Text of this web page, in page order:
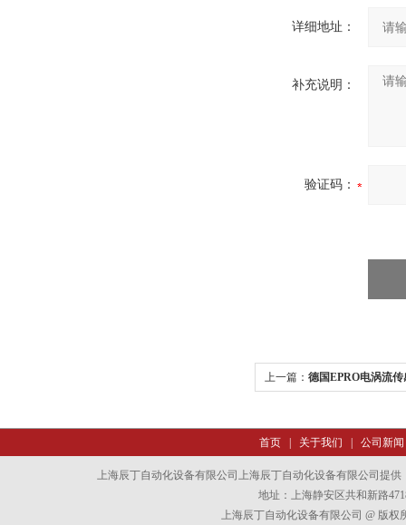
详细地址：
补充说明：
验证码：
上一篇： 德国EPRO电涡流
首页| 关于我们 公司新闻
上海辰丁自动化设备有限公司上海辰丁自动化设备有限公司提供
地址：上海静安区共和新路
上海辰丁自动化设备有限公司 @ 版权